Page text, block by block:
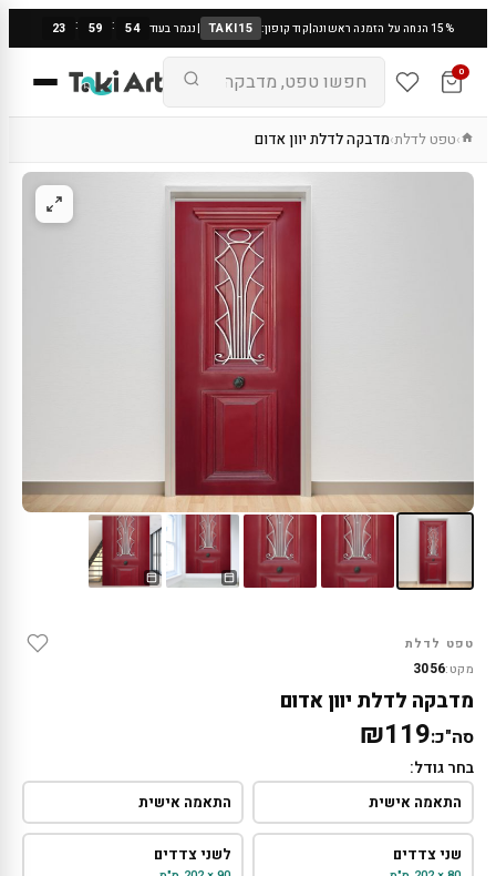
15% הנחה על הזמנה ראשונה |קוד קופון: TAKI15
|נגמר בעוד 23 : 59 : 53
0
›טפט לדלת›מדבקה לדלת יוון אדום
טפט לדלת
מקט:3056
מדבקה לדלת יוון אדום
סה"כ:₪119
בחר גודל:
התאמה אישית התאמה אישית
שני צדדים לשני צדדים